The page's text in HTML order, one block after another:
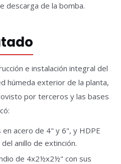
descarga de la bomba.
e instalación integral del
húmeda exterior de la planta,
por terceros y las bases
acero de 4" y 6", y HDPE
anillo de extinción.
de 4x2½x2½" con sus